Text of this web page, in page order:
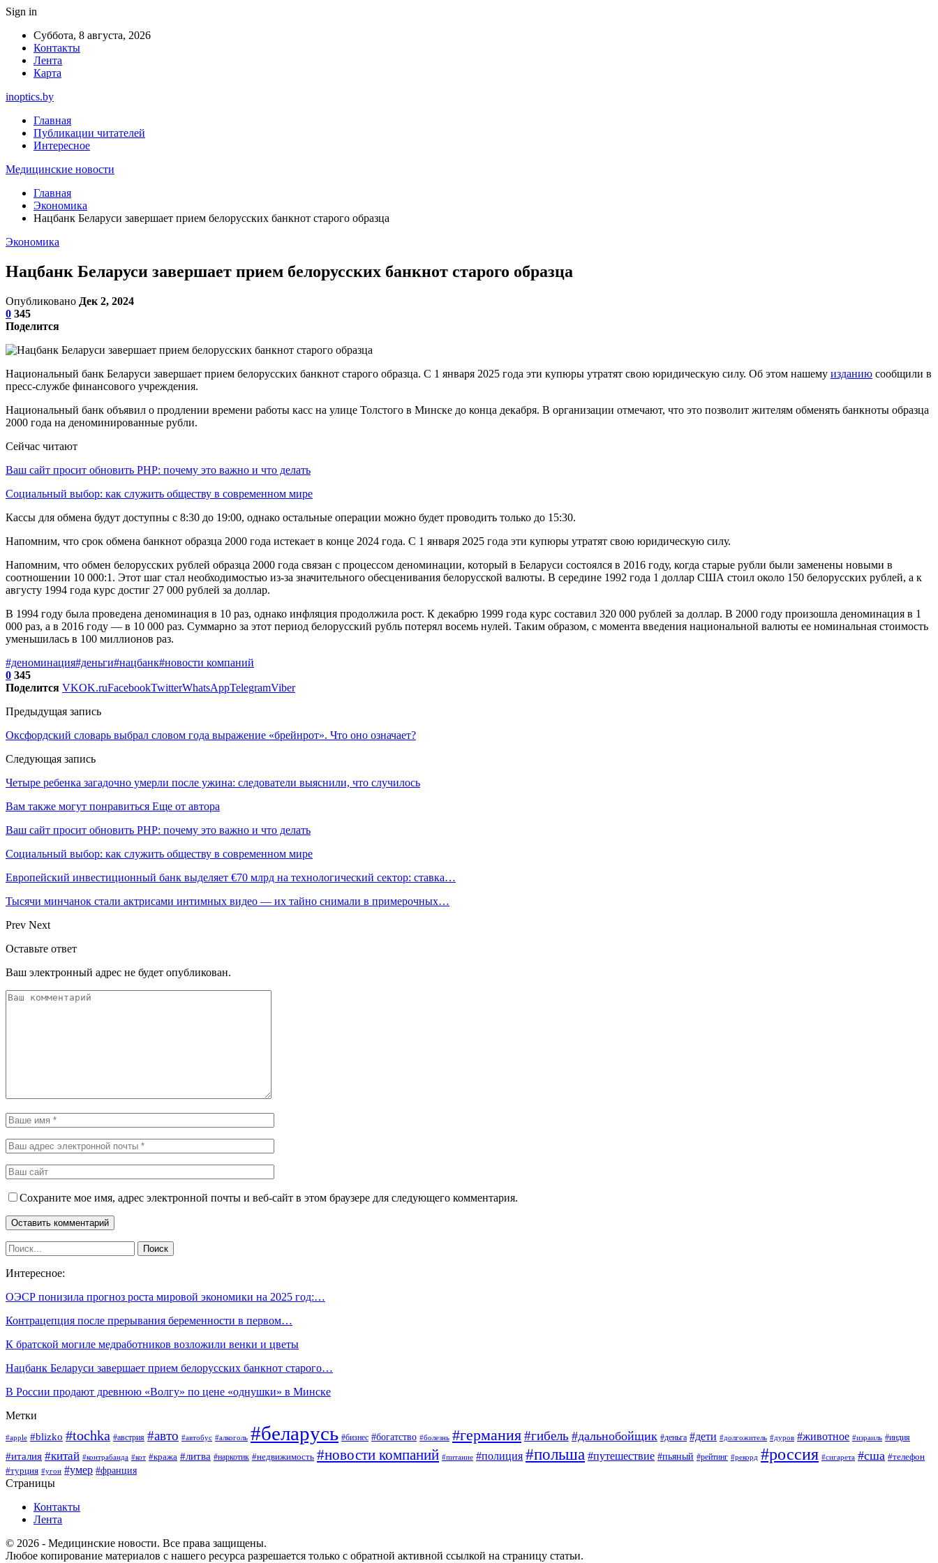
Sign in
Суббота, 8 августа, 2026
Контакты
Лента
Карта
inoptics.by
Главная
Публикации читателей
Интересное
Медицинские новости
Главная
Экономика
Нацбанк Беларуси завершает прием белорусских банкнот старого образца
Экономика
Нацбанк Беларуси завершает прием белорусских банкнот старого образца
Опубликовано Дек 2, 2024
0 345
Поделится
Национальный банк Беларуси завершает прием белорусских банкнот старого образца. С 1 января 2025 года эти купюры утратят свою юридическую силу. Об этом нашему изданию сообщили в
пресс-службе финансового учреждения.
Национальный банк объявил о продлении времени работы касс на улице Толстого в Минске до конца декабря. В организации отмечают, что это позволит жителям обменять банкноты образца
2000 года на деноминированные рубли.
Сейчас читают
Ваш сайт просит обновить PHP: почему это важно и что делать
Социальный выбор: как служить обществу в современном мире
Кассы для обмена будут доступны с 8:30 до 19:00, однако остальные операции можно будет проводить только до 15:30.
Напомним, что срок обмена банкнот образца 2000 года истекает в конце 2024 года. С 1 января 2025 года эти купюры утратят свою юридическую силу.
Напомним, что обмен белорусских рублей образца 2000 года связан с процессом деноминации, который в Беларуси состоялся в 2016 году, когда старые рубли были заменены новыми в
соотношении 10 000:1. Этот шаг стал необходимостью из-за значительного обесценивания белорусской валюты. В середине 1992 года 1 доллар США стоил около 150 белорусских рублей, а к
августу 1994 года курс достиг 27 000 рублей за доллар.
В 1994 году была проведена деноминация в 10 раз, однако инфляция продолжила рост. К декабрю 1999 года курс составил 320 000 рублей за доллар. В 2000 году произошла деноминация в 1
000 раз, а в 2016 году — в 10 000 раз. Суммарно за этот период белорусский рубль потерял восемь нулей. Таким образом, с момента введения национальной валюты ее номинальная стоимость
уменьшилась в 100 миллионов раз.
#деноминация#деньги#нацбанк#новости компаний
0 345
Поделится VKOK.ruFacebookTwitterWhatsAppTelegramViber
Предыдущая запись
Оксфордский словарь выбрал словом года выражение «брейнрот». Что оно означает?
Следующая запись
Четыре ребенка загадочно умерли после ужина: следователи выяснили, что случилось
Вам также могут понравиться Еще от автора
Ваш сайт просит обновить PHP: почему это важно и что делать
Социальный выбор: как служить обществу в современном мире
Европейский инвестиционный банк выделяет €70 млрд на технологический сектор: ставка…
Тысячи минчанок стали актрисами интимных видео — их тайно снимали в примерочных…
Prev Next
Оставьте ответ
Ваш электронный адрес не будет опубликован.
Сохраните мое имя, адрес электронной почты и веб-сайт в этом браузере для следующего комментария.
Интересное:
ОЭСР понизила прогноз роста мировой экономики на 2025 год:…
Контрацепция после прерывания беременности в первом…
К братской могиле медработников возложили венки и цветы
Нацбанк Беларуси завершает прием белорусских банкнот старого…
В России продают древнюю «Волгу» по цене «однушки» в Минске
Метки
#apple #blizko #tochka #австрия #авто #автобус #алкоголь #беларусь #бизнес #богатство #болезнь #германия#гибель #дальнобойщик #деньга #дети #долгожитель #дуров #животное #израиль #индия
#италия #китай #контрабанда #кот #кража #литва #наркотик #недвижимость #новости компаний #питание #полиция #польша #путешествие #пьяный #рейтинг #рекорд #россия #сигарета #сша #телефон
#турция #угон #умер #франция
Страницы
Контакты
Лента
© 2026 - Медицинские новости. Все права защищены.
Любое копирование материалов с нашего ресурса разрешается только с обратной активной ссылкой на страницу статьи.